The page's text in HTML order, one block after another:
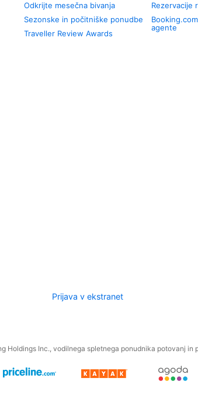
Odkrijte mesečna bivanja
Sezonske in počitniške ponudbe
Traveller Review Awards
Rezervacije
agente
Prijava v ekstranet
Holdings Inc., vodilnega spletnega ponudnika potovanj in